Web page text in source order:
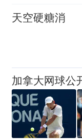
天空硬糖消